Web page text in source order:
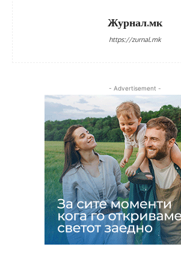
Журнал.мк
https://zurnal.mk
- Advertisement -